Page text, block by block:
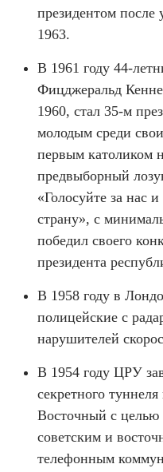
президентом после
1963.
В 1961 году 44-
Фицджеральд
1960, стал 35-м
молодым среди
первым католиком
предвыборный
«Голосуйте за нас
страну», с
победил своего
президента
В 1958 году в
полицейские с
нарушителей
В 1954 году ЦРУ
секретного
Восточный с целью
советским и
телефонным